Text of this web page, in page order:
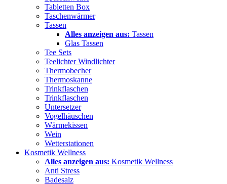
Tabletten Box
Taschenwärmer
Tassen
Alles anzeigen aus: Tassen
Glas Tassen
Tee Sets
Teelichter Windlichter
Thermobecher
Thermoskanne
Trinkflaschen
Trinkflaschen
Untersetzer
Vogelhäuschen
Wärmekissen
Wein
Wetterstationen
Kosmetik Wellness
Alles anzeigen aus: Kosmetik Wellness
Anti Stress
Badesalz